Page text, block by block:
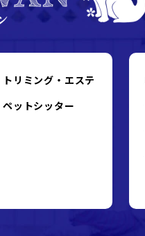
トリミング・エステ
ペットシッター